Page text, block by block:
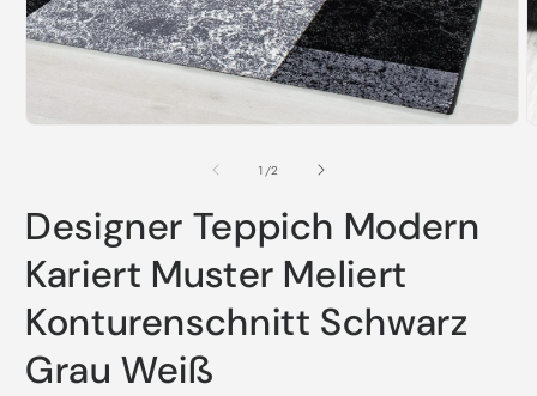
1 /von
2
Designer Teppich Modern
Kariert Muster Meliert
Konturenschnitt Schwarz
Grau Weiß